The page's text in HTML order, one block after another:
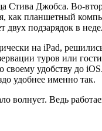
Джобса. Во-
как планшетный
двух подзарядок в
на iPad,
туров или
своему удобству до
удобнее именно так.
волнует. Ведь